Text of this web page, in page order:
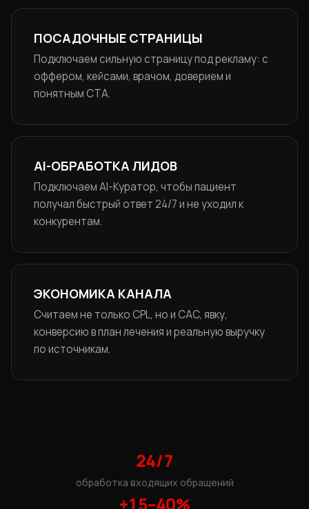
ПОСАДОЧНЫЕ СТРАНИЦЫ
Подключаем сильную страницу под рекламу: с
оффером, кейсами, врачом, доверием и
понятным CTA.
AI-ОБРАБОТКА ЛИДОВ
Подключаем AI-Куратор, чтобы пациент
получал быстрый ответ 24/7 и не уходил к
конкурентам.
ЭКОНОМИКА КАНАЛА
Считаем не только CPL, но и CAC, явку,
конверсию в план лечения и реальную выручку
по источникам.
24/7
обработка входящих обращений
+15–40%